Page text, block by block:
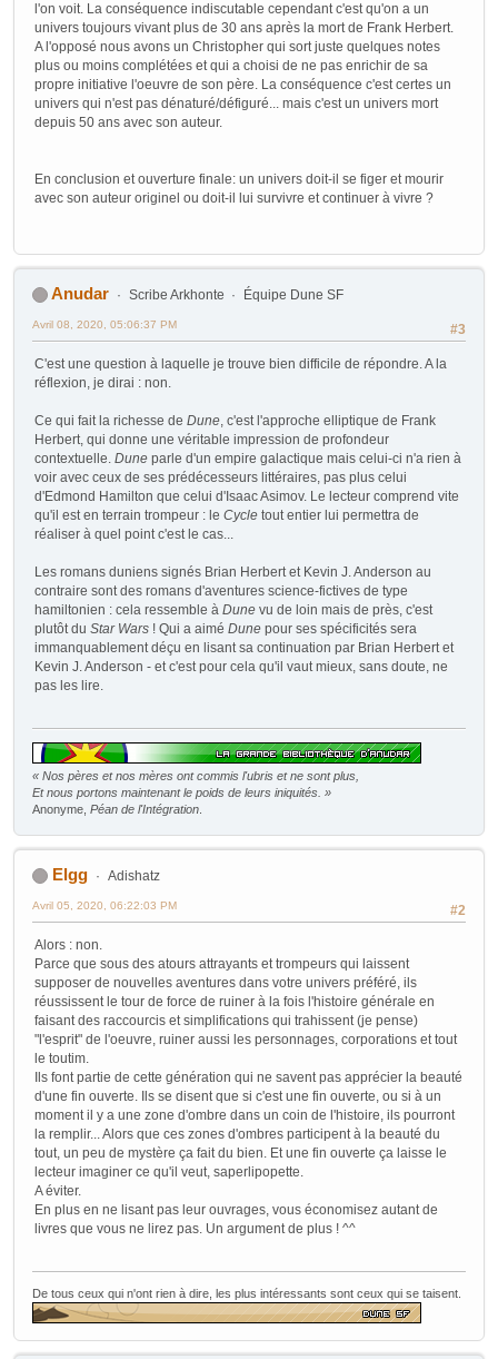
l'on voit. La conséquence indiscutable cependant c'est qu'on a un
univers toujours vivant plus de 30 ans après la mort de Frank Herbert.
A l'opposé nous avons un Christopher qui sort juste quelques notes
plus ou moins complétées et qui a choisi de ne pas enrichir de sa
propre initiative l'oeuvre de son père. La conséquence c'est certes un
univers qui n'est pas dénaturé/défiguré... mais c'est un univers mort
depuis 50 ans avec son auteur.
En conclusion et ouverture finale: un univers doit-il se figer et mourir
avec son auteur originel ou doit-il lui survivre et continuer à vivre ?
Anudar Scribe Arkhonte Équipe Dune SF
#3
Avril 08, 2020, 05:06:37 PM
C'est une question à laquelle je trouve bien difficile de répondre. A la
réflexion, je dirai : non.
Ce qui fait la richesse de Dune, c'est l'approche elliptique de Frank
Herbert, qui donne une véritable impression de profondeur
contextuelle. Dune parle d'un empire galactique mais celui-ci n'a rien à
voir avec ceux de ses prédécesseurs littéraires, pas plus celui
d'Edmond Hamilton que celui d'Isaac Asimov. Le lecteur comprend vite
qu'il est en terrain trompeur : le Cycle tout entier lui permettra de
réaliser à quel point c'est le cas...
Les romans duniens signés Brian Herbert et Kevin J. Anderson au
contraire sont des romans d'aventures science-fictives de type
hamiltonien : cela ressemble à Dune vu de loin mais de près, c'est
plutôt du Star Wars ! Qui a aimé Dune pour ses spécificités sera
immanquablement déçu en lisant sa continuation par Brian Herbert et
Kevin J. Anderson - et c'est pour cela qu'il vaut mieux, sans doute, ne
pas les lire.
« Nos pères et nos mères ont commis l'ubris et ne sont plus,
Et nous portons maintenant le poids de leurs iniquités. »
Anonyme, Péan de l'Intégration
Elgg Adishatz
#2
Avril 05, 2020, 06:22:03 PM
Alors : non.
Parce que sous des atours attrayants et trompeurs qui laissent
supposer de nouvelles aventures dans votre univers préféré, ils
réussissent le tour de force de ruiner à la fois l'histoire générale en
faisant des raccourcis et simplifications qui trahissent (je pense)
"l'esprit" de l'oeuvre, ruiner aussi les personnages, corporations et tout
le toutim.
Ils font partie de cette génération qui ne savent pas apprécier la beauté
d'une fin ouverte. Ils se disent que si c'est une fin ouverte, ou si à un
moment il y a une zone d'ombre dans un coin de l'histoire, ils pourront
la remplir... Alors que ces zones d'ombres participent à la beauté du
tout, un peu de mystère ça fait du bien. Et une fin ouverte ça laisse le
lecteur imaginer ce qu'il veut, saperlipopette.
A éviter.
En plus en ne lisant pas leur ouvrages, vous économisez autant de
livres que vous ne lirez pas. Un argument de plus ! ^^
De tous ceux qui n'ont rien à dire, les plus intéressants sont ceux qui se taisent.